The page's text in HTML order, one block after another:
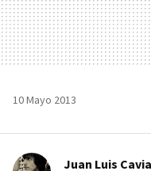
10 Mayo 2013
Juan Luis